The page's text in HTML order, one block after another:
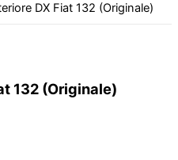
DX Fiat 132 (Originale)
132 (Originale)